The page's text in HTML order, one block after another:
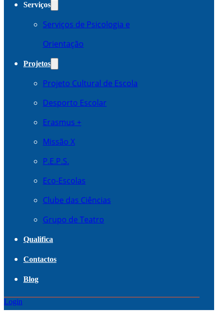
Serviços
Serviços de Psicologia e
Orientação
Projetos
Projeto Cultural de Escola
Desporto Escolar
Erasmus +
Missão X
P.E.P.S.
Eco-Escolas
Clube das Ciências
Grupo de Teatro
Qualifica
Contactos
Blog
Login